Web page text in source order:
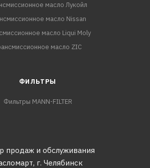
масло Лукойл
масло Nissan
масло Liqui Moly
масло ZIC
ФИЛЬТРЫ
Фильтры MANN-FILTER
продаж и обслуживания
г. Челябинск